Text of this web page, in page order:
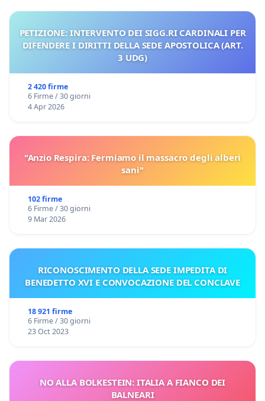
PETIZIONE: INTERVENTO DEI SIGG.RI CARDINALI PER
DIFENDERE I DIRITTI DELLA SEDE APOSTOLICA (ART.
3 UDG)
2 420 firme
6 Firme / 30 giorni
4 Apr 2026
"Anzio Respira: Fermiamo il massacro degli alberi
sani"
102 firme
6 Firme / 30 giorni
9 Mar 2026
RICONOSCIMENTO DELLA SEDE IMPEDITA DI
BENEDETTO XVI E CONVOCAZIONE DEL CONCLAVE
18 921 firme
6 Firme / 30 giorni
23 Oct 2023
NO ALLA BOLKESTEIN: ITALIA A FIANCO DEI
BALNEARI